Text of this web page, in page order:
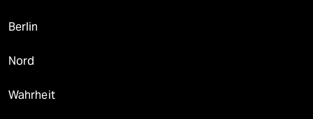
Berlin
Nord
Wahrheit